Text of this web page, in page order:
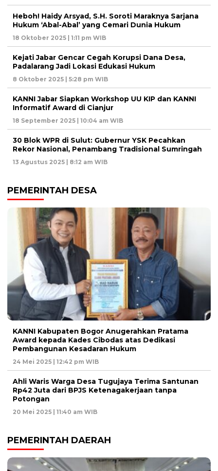
Heboh! Haidy Arsyad, S.H. Soroti Maraknya Sarjana
Hukum ‘Abal-Abal’ yang Cemari Dunia Hukum
18 Oktober 2025 | 1:11 pm WIB
Kejati Jabar Gencar Cegah Korupsi Dana Desa,
Padalarang Jadi Lokasi Edukasi Hukum
8 Oktober 2025 | 5:28 pm WIB
KANNI Jabar Siapkan Workshop UU KIP dan KANNI
Informatif Award di Cianjur
18 September 2025 | 10:04 am WIB
30 Blok WPR di Sulut: Gubernur YSK Pecahkan
Rekor Nasional, Penambang Tradisional Sumringah
13 Agustus 2025 | 8:12 am WIB
PEMERINTAH DESA
KANNI Kabupaten Bogor Anugerahkan Pratama
Award kepada Kades Cibodas atas Dedikasi
Pembangunan Kesadaran Hukum
24 Mei 2025 | 12:42 pm WIB
Ahli Waris Warga Desa Tugujaya Terima Santunan
Rp42 Juta dari BPJS Ketenagakerjaan tanpa
Potongan
20 Mei 2025 | 11:40 am WIB
PEMERINTAH DAERAH